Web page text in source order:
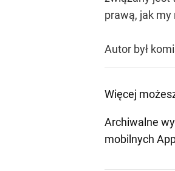
prawą, jak my
Autor był
Więcej
Archiwalne
mobilnych